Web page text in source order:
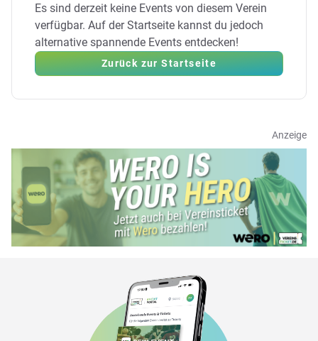
Es sind derzeit keine Events von diesem Verein
verfügbar. Auf der Startseite kannst du jedoch
alternative spannende Events entdecken!
Zurück zur Startseite
Anzeige